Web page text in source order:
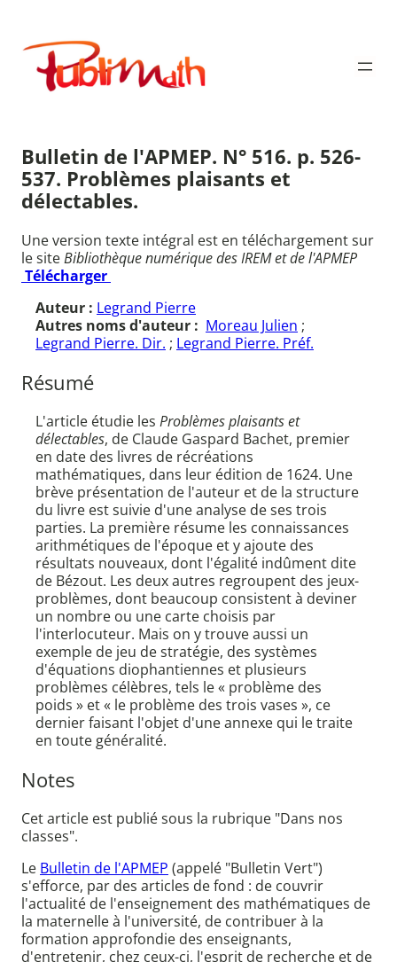
contenu
Publimath
Bulletin de l'APMEP. N° 516. p. 526-
537. Problèmes plaisants et
délectables.
Une version texte intégral est en téléchargement sur
le siteBibliothèque numérique des IREM et de l'APMEP
Télécharger
Auteur : Legrand Pierre
Autres noms d'auteur : Moreau Julien ;
Legrand Pierre. Dir. ; Legrand Pierre. Préf.
Résumé
L'article étudie les Problèmes plaisants et
délectables, de Claude Gaspard Bachet, premier
en date des livres de récréations
mathématiques, dans leur édition de 1624. Une
brève présentation de l'auteur et de la structure
du livre est suivie d'une analyse de ses trois
parties. La première résume les connaissances
arithmétiques de l'époque et y ajoute des
résultats nouveaux, dont l'égalité indûment dite
de Bézout. Les deux autres regroupent des jeux-
problèmes, dont beaucoup consistent à deviner
un nombre ou une carte choisis par
l'interlocuteur. Mais on y trouve aussi un
exemple de jeu de stratégie, des systèmes
d'équations diophantiennes et plusieurs
problèmes célèbres, tels le « problème des
poids » et « le problème des trois vases », ce
dernier faisant l'objet d'une annexe qui le traite
en toute généralité.
Notes
Cet article est publié sous la rubrique "Dans nos
classes".
Le Bulletin de l'APMEP (appelé "Bulletin Vert")
s'efforce, par des articles de fond : de couvrir
l'actualité de l'enseignement des mathématiques de
la maternelle à l'université, de contribuer à la
formation approfondie des enseignants,
d'entretenir, chez ceux-ci, l'esprit de recherche et de